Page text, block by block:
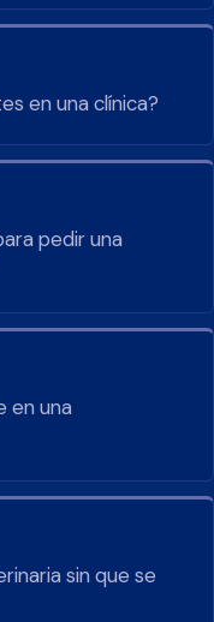
en una clínica?
pedir una
en una
sin que se